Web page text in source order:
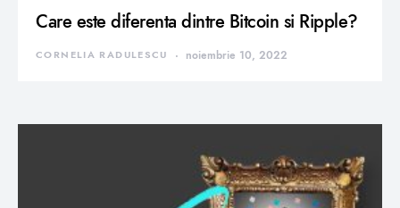
Care este diferenta dintre Bitcoin si Ripple?
CORNELIA RADULESCU noiembrie 10, 2022